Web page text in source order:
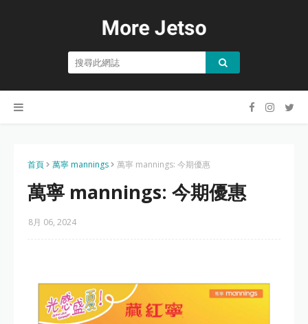
首頁 萬寧 mannings 萬寧 mannings: 今期優惠
萬寧 mannings: 今期優惠
8月 06, 2024